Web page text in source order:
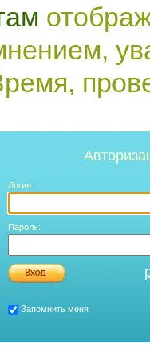
Логин:
Пароль:
Запомнить меня